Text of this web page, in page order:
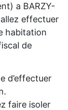
a BARZY-
effectuer
habitation
de
d’effectuer
faire isoler